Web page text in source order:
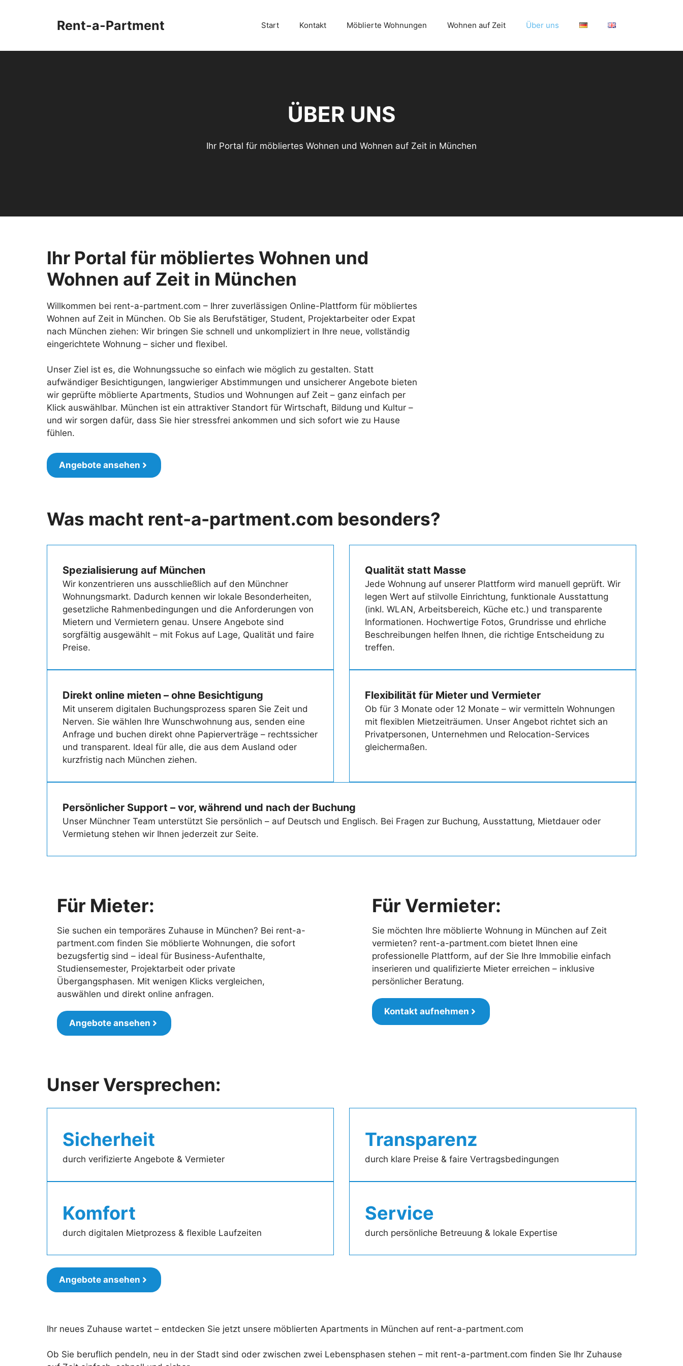
Rent-a-Partment Start Kontakt Möblierte Wohnungen Wohnen auf Zeit Über uns
ÜBER UNS
Ihr Portal für möbliertes Wohnen und Wohnen auf Zeit in München
Ihr Portal für möbliertes Wohnen und
Wohnen auf Zeit in München
Willkommen bei rent-a-partment.com – Ihrer zuverlässigen Online-Plattform für möbliertes
Wohnen auf Zeit in München. Ob Sie als Berufstätiger, Student, Projektarbeiter oder Expat
nach München ziehen: Wir bringen Sie schnell und unkompliziert in Ihre neue, vollständig
eingerichtete Wohnung – sicher und flexibel.
Unser Ziel ist es, die Wohnungssuche so einfach wie möglich zu gestalten. Statt
aufwändiger Besichtigungen, langwieriger Abstimmungen und unsicherer Angebote bieten
wir geprüfte möblierte Apartments, Studios und Wohnungen auf Zeit – ganz einfach per
Klick auswählbar. München ist ein attraktiver Standort für Wirtschaft, Bildung und Kultur –
und wir sorgen dafür, dass Sie hier stressfrei ankommen und sich sofort wie zu Hause
fühlen.
Angebote ansehen
Was macht rent-a-partment.com besonders?
Spezialisierung auf München
Wir konzentrieren uns ausschließlich auf den Münchner
Wohnungsmarkt. Dadurch kennen wir lokale Besonderheiten,
gesetzliche Rahmenbedingungen und die Anforderungen von
Mietern und Vermietern genau. Unsere Angebote sind
sorgfältig ausgewählt – mit Fokus auf Lage, Qualität und faire
Preise.
Qualität statt Masse
Jede Wohnung auf unserer Plattform wird manuell geprüft. Wir
legen Wert auf stilvolle Einrichtung, funktionale Ausstattung
(inkl. WLAN, Arbeitsbereich, Küche etc.) und transparente
Informationen. Hochwertige Fotos, Grundrisse und ehrliche
Beschreibungen helfen Ihnen, die richtige Entscheidung zu
treffen.
Direkt online mieten – ohne Besichtigung
Mit unserem digitalen Buchungsprozess sparen Sie Zeit und
Nerven. Sie wählen Ihre Wunschwohnung aus, senden eine
Anfrage und buchen direkt ohne Papierverträge – rechtssicher
und transparent. Ideal für alle, die aus dem Ausland oder
kurzfristig nach München ziehen.
Flexibilität für Mieter und Vermieter
Ob für 3 Monate oder 12 Monate – wir vermitteln Wohnungen
mit flexiblen Mietzeiträumen. Unser Angebot richtet sich an
Privatpersonen, Unternehmen und Relocation-Services
gleichermaßen.
Persönlicher Support – vor, während und nach der Buchung
Unser Münchner Team unterstützt Sie persönlich – auf Deutsch und Englisch. Bei Fragen zur Buchung, Ausstattung, Mietdauer oder
Vermietung stehen wir Ihnen jederzeit zur Seite.
Für Mieter:
Sie suchen ein temporäres Zuhause in München? Bei rent-a-
partment.com finden Sie möblierte Wohnungen, die sofort
bezugsfertig sind – ideal für Business-Aufenthalte,
Studiensemester, Projektarbeit oder private
Übergangsphasen. Mit wenigen Klicks vergleichen,
auswählen und direkt online anfragen.
Angebote ansehen
Für Vermieter:
Sie möchten Ihre möblierte Wohnung in München auf Zeit
vermieten? rent-a-partment.com bietet Ihnen eine
professionelle Plattform, auf der Sie Ihre Immobilie einfach
inserieren und qualifizierte Mieter erreichen – inklusive
persönlicher Beratung.
Kontakt aufnehmen
Unser Versprechen:
Sicherheit
durch verifizierte Angebote & Vermieter
Transparenz
durch klare Preise & faire Vertragsbedingungen
Komfort
durch digitalen Mietprozess & flexible Laufzeiten
Service
durch persönliche Betreuung & lokale Expertise
Angebote ansehen
Ihr neues Zuhause wartet – entdecken Sie jetzt unsere möblierten Apartments in München auf rent-a-partment.com
Ob Sie beruflich pendeln, neu in der Stadt sind oder zwischen zwei Lebensphasen stehen – mit rent-a-partment.com finden Sie Ihr Zuhause